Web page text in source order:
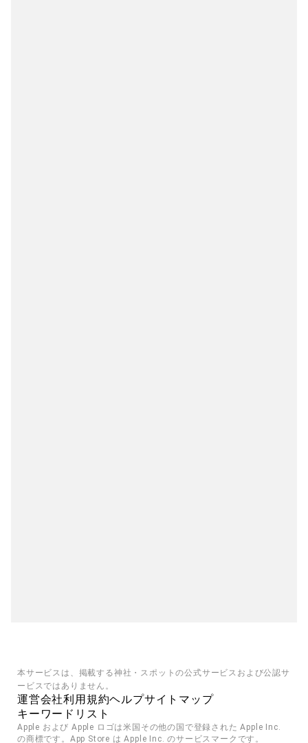
本サービスは、掲載する神社・スポットの公式サービスおよび公認サ
ービスではありません。
運営会社利用規約ヘルプサイトマップ
キーワードリスト
Apple および Apple ロゴは米国その他の国で登録された Apple Inc.
の商標です。App Store は Apple Inc. のサービスマークです。